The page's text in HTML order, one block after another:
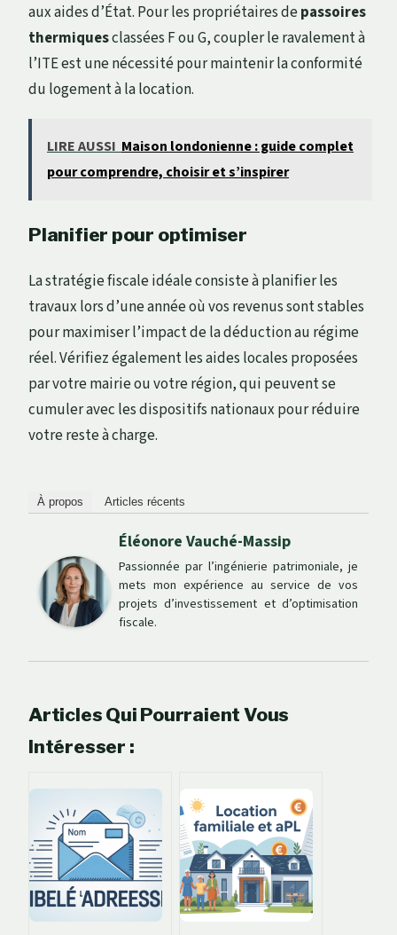
aux aides d’État. Pour les propriétaires depassoires
thermiquesclassées F ou G, coupler le ravalement à
l’ITE est une nécessité pour maintenir la conformité
du logement à la location.
LIRE AUSSI Maison londonienne : guide complet
pour comprendre, choisir et s’inspirer
Planifier pour optimiser
La stratégie fiscale idéale consiste à planifier les
travaux lors d’une année où vos revenus sont stables
pour maximiser l’impact de la déduction au régime
réel. Vérifiez également les aides locales proposées
par votre mairie ou votre région, qui peuvent se
cumuler avec les dispositifs nationaux pour réduire
votre reste à charge.
À propos Articles récents
Éléonore Vauché-Massip
Passionnée par l’ingénierie patrimoniale, je
mets mon expérience au service de vos
projets d’investissement et d’optimisation
fiscale.
Articles Qui Pourraient Vous
Intéresser :